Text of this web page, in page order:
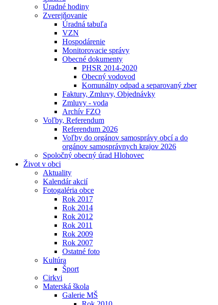
Úradné hodiny
Zverejňovanie
Úradná tabuľa
VZN
Hospodárenie
Monitorovacie správy
Obecné dokumenty
PHSR 2014-2020
Obecný vodovod
Komunálny odpad a separovaný zber
Faktury, Zmluvy, Objednávky
Zmluvy - voda
Archív FZO
Voľby, Referendum
Referendum 2026
Voľby do orgánov samosprávy obcí a do
orgánov samosprávnych krajov 2026
Spoločný obecný úrad Hlohovec
Život v obci
Aktuality
Kalendár akcií
Fotogaléria obce
Rok 2017
Rok 2014
Rok 2012
Rok 2011
Rok 2009
Rok 2007
Ostatné foto
Kultúra
Šport
Cirkvi
Materská škola
Galerie MŠ